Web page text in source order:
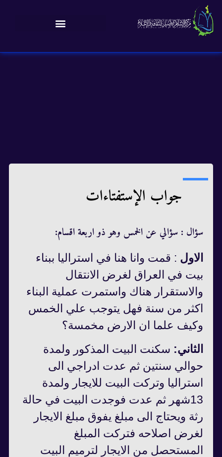
جواب الإستفتاءات
سؤال : سؤالي عن الخمس وهو ذو اربعة اقسام:
الاول : قمت وانا هنا في استراليا ببناء
بيت في العراق لغرض الانتقال
والاستقرار هناك واستمرت عملية البناء
اكثر من سنة فهل يتوجب علي الخمس
وكيف علما ان الارض مخمسة؟
الثاني: سكنت البيت المذكور ولمدة
حوالي سنتين ثم عدت ادراجي الى
استراليا وتركت البيت للايجار ولمدة
13شهر ثم عدت فوجدت البيت في حالة
رثة ويحتاج الى مبلغ يفوق مبلغ الايجار
لغرض اصلاحه فتركت المبلغ
المستحصل من الايجار لترميم البيت